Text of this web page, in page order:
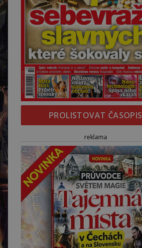
PROLISTOVAT ČASOPIS
reklama